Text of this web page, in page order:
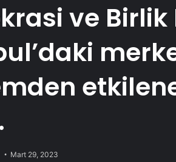
ve Birlik
Mart 29, 2023